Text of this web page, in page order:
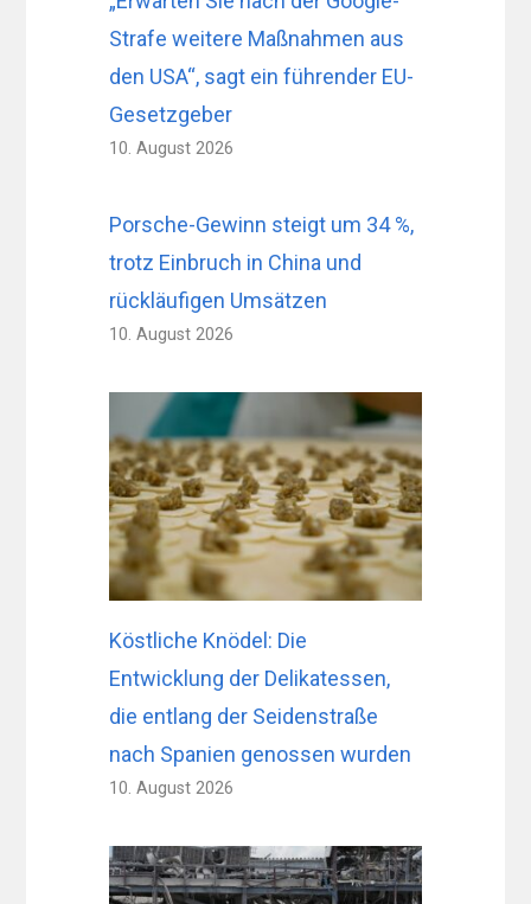
Strafe weitere Maßnahmen aus
den USA“, sagt ein führender EU-
Gesetzgeber
10. August 2026
Porsche-Gewinn steigt um 34 %,
trotz Einbruch in China und
rückläufigen Umsätzen
10. August 2026
Köstliche Knödel: Die
Entwicklung der Delikatessen,
die entlang der Seidenstraße
nach Spanien genossen wurden
10. August 2026